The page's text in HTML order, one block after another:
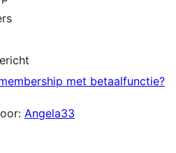
met betaalfunctie?
Angela33